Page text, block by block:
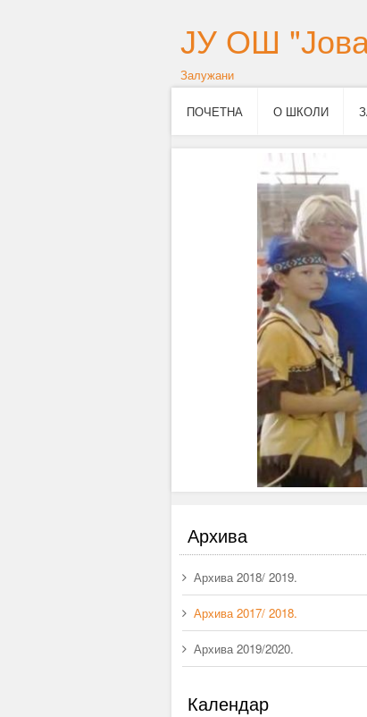
ЈУ ОШ
Залужани
ПОЧЕТНА О ШКОЛИ
Архива
Архива 2018/ 2019.
Архива 2017/ 2018.
Архива 2019/2020.
Календар